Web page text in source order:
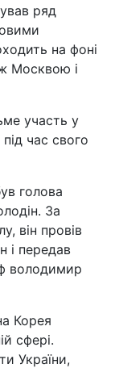
ряд
на фоні
Москвою і
участь у
час свого
голова
За
він провів
і передав
володимир
Корея
сфері.
України,